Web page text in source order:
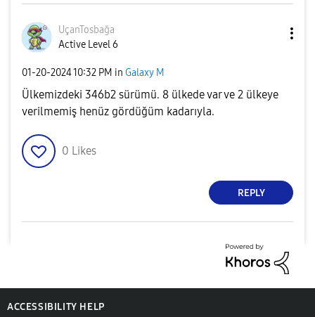
UçanTosbağa
Active Level 6
‎01-20-202410:32 PM in Galaxy M
Ülkemizdeki 346b2 sürümü. 8 ülkede var ve 2 ülkeye
verilmemiş henüz gördüğüm kadarıyla.
0 Likes
REPLY
ACCESSIBILITY HELP